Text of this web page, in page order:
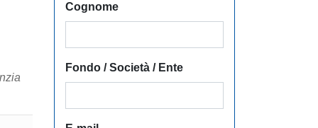
Cognome
Fondo / Società / Ente